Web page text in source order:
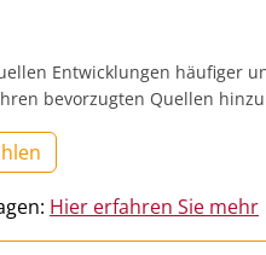
Entwicklungen häufiger
bevorzugten Quellen
Hier erfahren Sie mehr